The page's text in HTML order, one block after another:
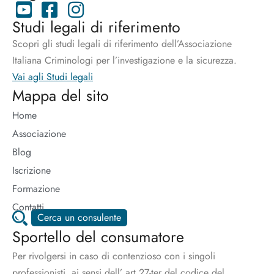
Studi legali di riferimento
Scopri gli studi legali di riferimento dell’Associazione
Italiana Criminologi per l’investigazione e la sicurezza.
Vai agli Studi legali
Mappa del sito
Home
Associazione
Blog
Iscrizione
Formazione
Contatti
Cerca un consulente
Sportello del consumatore
Per rivolgersi in caso di contenzioso con i singoli